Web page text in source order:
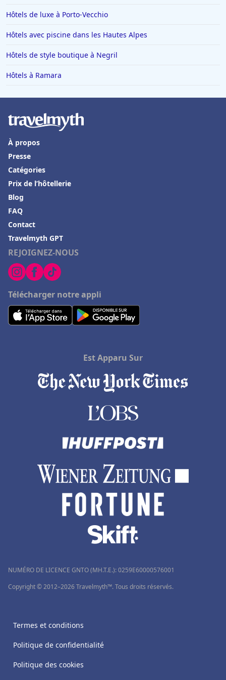
Guinée | Hôtels avec courts de tennis au Liberia
tennis en Guinée-Bissau
| Hôtels avec courts de tennis au
Sud-Soudan
Hôtels de luxe à Porto-Vecchio
Hôtels avec piscine dans les Hautes Alpes
Hôtels de style boutique à Negril
Hôtels à Ramara
REJOIGNEZ-NOUS
Télécharger notre appli
À propos
Presse
Catégories
Prix de l’hôtellerie
Blog
FAQ
Contact
Travelmyth GPT
Est Apparu Sur
NUMÉRO DE LICENCE GNTO (MH.T.E.): 0259Ε60000576001
Copyright © 2012–2026 Travelmyth™. Tous droits réservés.
Termes et conditions
Politique de confidentialité
Politique des cookies